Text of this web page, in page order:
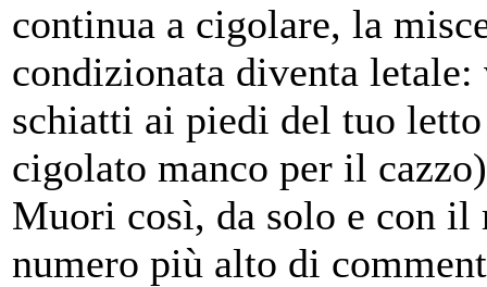
continua a cigolare, la
condizionata diventa
schiatti ai piedi del tuo
cigolato manco per il
Muori così, da solo e con
numero più alto di